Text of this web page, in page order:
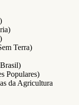
Terra)
Populares)
da Agricultura